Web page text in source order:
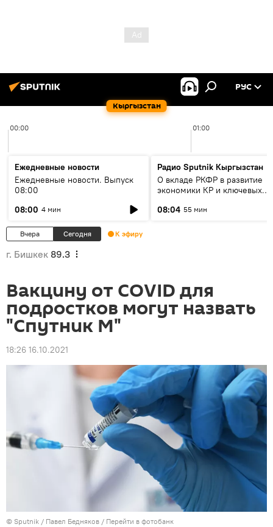
Кыргызстан
РУС
00:00 01:00
Ежедневные новости
Ежедневные новости. Выпуск
08:00
08:00 4 мин
Радио Sputnik Кыргызстан
О вкладе РКФР в развитие
экономики КР и ключевых
08:04 55 мин
Вчера Сегодня К эфиру
г. Бишкек 89.3
Вакцину от COVID для
подростков могут назвать
"Спутник М"
18:26 16.10.2021
© Sputnik / Павел Бедняков / Перейти в фотобанк